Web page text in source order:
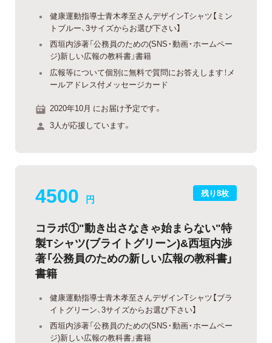
健康運動指導士青木孝至さんデザインTシャツ【ミン
トブルー、3サイズからお選び下さい】
西垣内渉著「公務員のための(SNS・動画・ホームペー
ジ)新しい広報の教科書」書籍
広報等について個別に無料で質問にお答えします！メ
ールアドレス付メッセージカード
2020年10月 にお届け予定です。
3人が応援しています。
残り8枚
4500 円
コラボ①"動き出さなきゃ始まらない"特
製Tシャツ(ブライトグリーン)&西垣内渉
著「公務員のための新しい広報の教科書」
書籍
健康運動指導士青木孝至さんデザインTシャツ【ブラ
イトグリーン、3サイズからお選び下さい】
西垣内渉著「公務員のための(SNS・動画・ホームペー
ジ)新しい広報の教科書」書籍